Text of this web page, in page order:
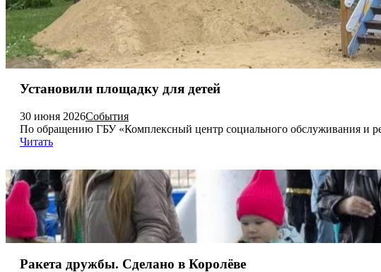
Установили площадку для детей
30 июня 2026События
По обращению ГБУ «Комплексный центр социального обслуживания и
Читать
Ракета дружбы. Сделано в Королёве